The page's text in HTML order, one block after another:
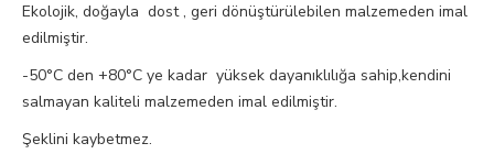
Ekolojik, doğayla dost , geri dönüştürülebilen malzemeden imal
edilmiştir.
-50°C den +80°C ye kadar yüksek dayanıklılığa sahip,kendini
salmayan kaliteli malzemeden imal edilmiştir.
Şeklini kaybetmez.